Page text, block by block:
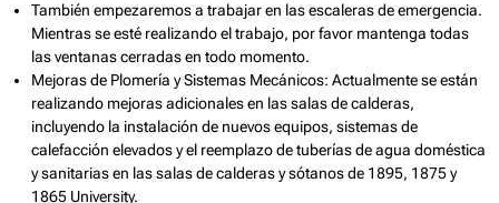
También empezaremos a trabajar en las escaleras de emergencia.
Mientras se esté realizando el trabajo, por favor mantenga todas
las ventanas cerradas en todo momento.
Mejoras de Plomería y Sistemas Mecánicos: Actualmente se están
realizando mejoras adicionales en las salas de calderas,
incluyendo la instalación de nuevos equipos, sistemas de
calefacción elevados y el reemplazo de tuberías de agua doméstica
y sanitarias en las salas de calderas y sótanos de 1895, 1875 y
1865 University.